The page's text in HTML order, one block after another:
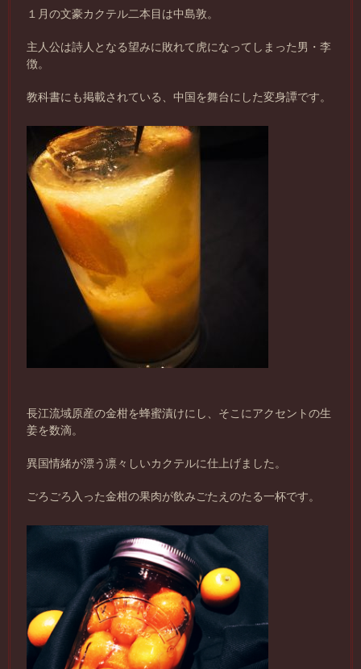
１月の文豪カクテル二本目は中島敦。
主人公は詩人となる望みに敗れて虎になってしまった男・李
徴。
教科書にも掲載されている、中国を舞台にした変身譚です。
長江流域原産の金柑を蜂蜜漬けにし、そこにアクセントの生
姜を数滴。
異国情緒が漂う凛々しいカクテルに仕上げました。
ごろごろ入った金柑の果肉が飲みごたえのたる一杯です。